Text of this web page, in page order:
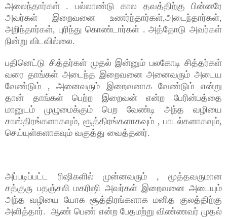
அலைந்தார்கள் . பல்லாண்டு கால தவத்திற்கு பின்னரே
அவர்கள் இறைவனை உணர்ந்தார்கள்,அடைந்தார்கள்,
அறிந்தார்கள், புரிந்து கொண்டார்கள் . அத்தோடு அவர்கள்
நின்று விடவில்லை.
பதினெட்டு சித்தர்கள் முதல் இன்னும் பலகோடி சித்தர்கள்
வரை தாங்கள் அடைந்த இறைவனை அனைவரும் அடைய
வேண்டும் , அனைவரும் இறைவனாக வேண்டும் என்று
தான் தாங்கள் பெற்ற இறைவன் என்ற பேரின்பத்தை
மானுடம் முழுமைக்கும் பெற வேண்டி அந்த வழியை
சாஸ்திரங்களாகவும், சூத்திரங்களாகவும் , பாடல்களாகவும்,
செய்யுள்களாகவும் வகுத்து வைத்தனர்.
அப்படிப்பட்ட ரிஷிகளில் முன்னவரும் , மூத்தவருமான
சத்குரு பதஞ்சலி மகரிஷி அவர்கள் இறைவனை அடையும்
அந்த வழியை யோக சூத்திரங்களாக மனித குலத்திற்கு
அளித்தார். ஆண் பெண் என்ற பேதமற்று விண்ணவர் முதல்